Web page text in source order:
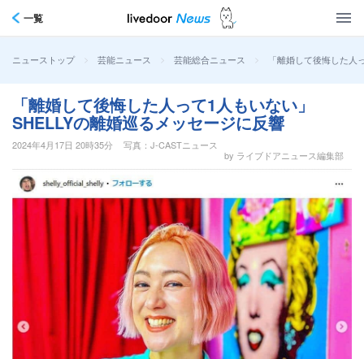
一覧
ニューストップ > 芸能ニュース > 芸能総合ニュース > 「離婚して後悔した
「離婚して後悔した人って1人もいない」
SHELLYの離婚巡るメッセージに反響
2024年4月17日 20時35分
写真：J-CASTニュース
by ライブドアニュース編集部